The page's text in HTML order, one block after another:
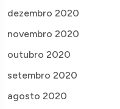
dezembro 2020
novembro 2020
outubro 2020
setembro 2020
agosto 2020